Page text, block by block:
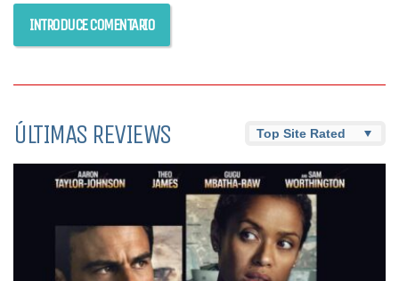
ÚLTIMAS REVIEWS